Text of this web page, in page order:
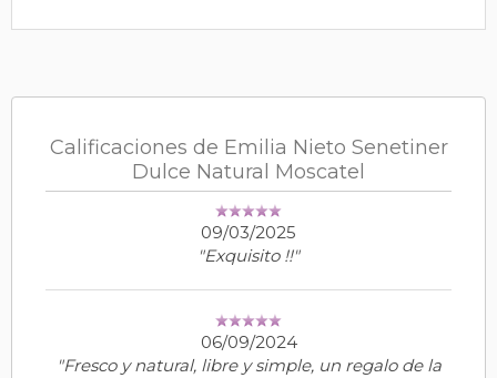
Calificaciones de Emilia Nieto Senetiner
Dulce Natural Moscatel
09/03/2025
"Exquisito !!"
06/09/2024
"Fresco y natural, libre y simple, un regalo de la